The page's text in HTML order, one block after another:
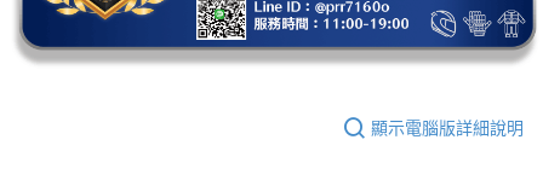
顯示電腦版詳細說明